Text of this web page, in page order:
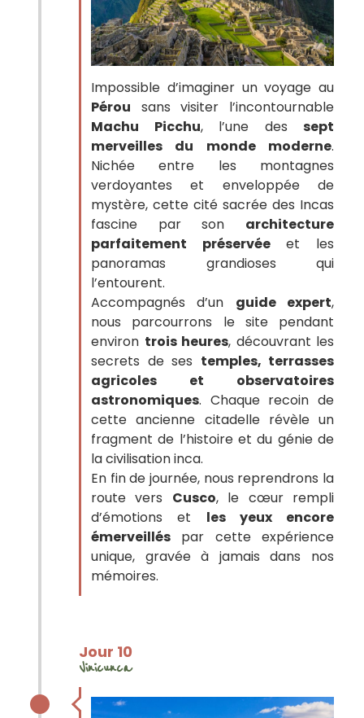
Impossible d’imaginer un voyage au
Pérou sans visiter l’incontournable
Machu Picchu, l’une des sept
merveilles du monde moderne.
Nichée entre les montagnes
verdoyantes et enveloppée de
mystère, cette cité sacrée des Incas
fascine par son architecture
parfaitement préservéeet les
panoramas grandioses qui
l’entourent.
Accompagnés d’un guide expert,
nous parcourrons le site pendant
environ trois heures, découvrant les
secrets de ses temples, terrasses
agricoles et observatoires
astronomiques. Chaque recoin de
cette ancienne citadelle révèle un
fragment de l’histoire et du génie de
la civilisation inca.
En fin de journée, nous reprendrons la
route vers Cusco, le cœur rempli
d’émotions et les yeux encore
émerveillés par cette expérience
unique, gravée à jamais dans nos
mémoires.
Jour 10
Vinicunca